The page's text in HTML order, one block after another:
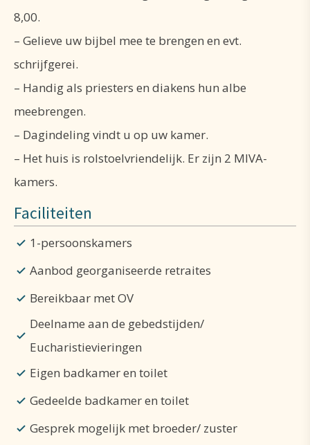
Kenmerkend voor al deze activiteiten zijn:
dagelijkse Eucharistie, inleidingen, stille tijd en
aanbidding.
Ons huis is gelegen in een landelijke omgeving, met
een eigen domein van ruim 5 ha, bestaande uit
tuin, bos en weiland, en met voldoende
wandelpaden om de benen te strekken en van de
een kijkje nemen!
8,00.
– Gelieve uw bijbel mee te brengen en evt.
schrijfgerei.
– Handig als priesters en diakens hun albe
meebrengen.
– Dagindeling vindt u op uw kamer.
– Het huis is rolstoelvriendelijk. Er zijn 2 MIVA-
kamers.
Faciliteiten
1-persoonskamers
Aanbod georganiseerde retraites
Bereikbaar met OV
Deelname aan de gebedstijden/
Eucharistievieringen
Eigen badkamer en toilet
Gedeelde badkamer en toilet
Gesprek mogelijk met broeder/ zuster